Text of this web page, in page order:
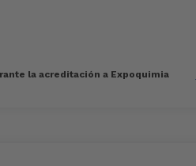
la acreditación a Expoquimia